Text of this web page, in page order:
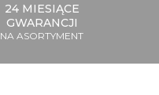
24 MIESIĄCE
GWARANCJI
NA ASORTYMENT